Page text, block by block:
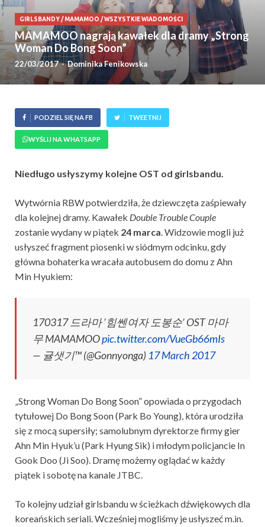
GIRLSBANDY/MAMAMOO /WSZYSTKIE WIADOMOŚCI
MAMAMOO nagrają kawałek dla dramy „Strong
Woman Do Bong Soon”
22/03/2017-Dominika Fenikowska
PODZIEL SIĘ NA FB TWEETNIJ
WYŚLIJ NA WHATSAPP
Niedługo usłyszymy kolejne OST od girlsbandu.
Wytwórnia RBW potwierdziła, że dziewczęta zaśpiewały
dla kolejnej dramy. Kawałek Double Trouble Couple
zostanie wydany w piątek 24 marca. Widzowie mogli już
usłyszeć fragment piosenki w siódmym odcinku, gdy
główna bohaterka wracała autobusem do domu z Ahn
Min Hyukiem:
170317 드라마 '힘쎈여자 도봉순’ OST 마마
무 MAMAMOOpic.twitter.com/VueGb66mIs
— 귤샛기™ (@Gonnyonga) 17 March 2017
„Strong Woman Do Bong Soon” opowiada o przygodach
tytułowej Do Bong Soon (Park Bo Young), która urodziła
się z mocą supersiły; samolubnym dyrektorze firmy gier
Ahn Min Hyuk’u (Park Hyung Sik) i młodym policjancie In
Gook Doo (Ji Soo). Dramę możemy oglądać w każdy
piątek i sobotę na kanale JTBC.
To kolejny udział girlsbandu w ścieżkach dźwiękowych dla
koreańskich seriali. Wcześniej mogliśmy je usłyszeć m.in.